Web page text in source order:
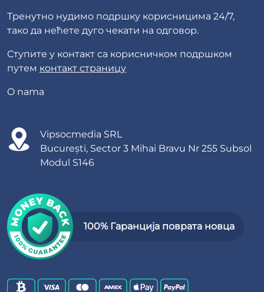
Тренутно нудимо подршку корисницима 24/7,
тако да нећете дуго чекати на одговор.
Ступите у контакт са корисничком подршком
путем контакт страницу
O nama
Vipsocmedia SRL
București, Sector 3 Mihai Bravu Nr 255 Subsol
Modul S146
100% Гаранција поврата новца